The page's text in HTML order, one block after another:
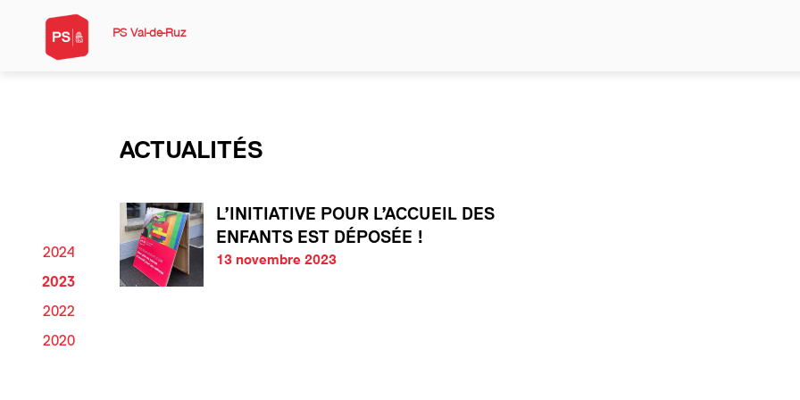
PS Val-de-Ruz
2024
2023
2022
2020
ACTUALITÉS
L’INITIATIVE POUR L’ACCUEIL DES
ENFANTS EST DÉPOSÉE !
13 novembre 2023